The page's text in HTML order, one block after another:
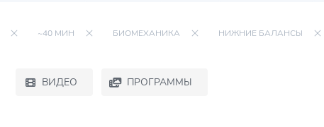
~40 МИН БИОМЕХАНИКА НИЖНИЕ БАЛАНСЫ
ВИДЕО ПРОГРАММЫ